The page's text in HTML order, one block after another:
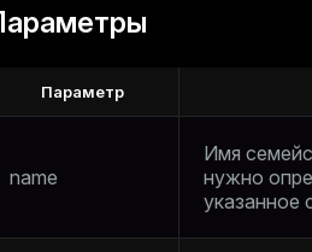
Параметр
name
Имя
нужно
указанное